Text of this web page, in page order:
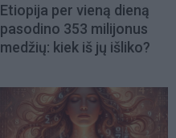
Etiopija per vieną dieną
pasodino 353 milijonus
medžių: kiek iš jų išliko?